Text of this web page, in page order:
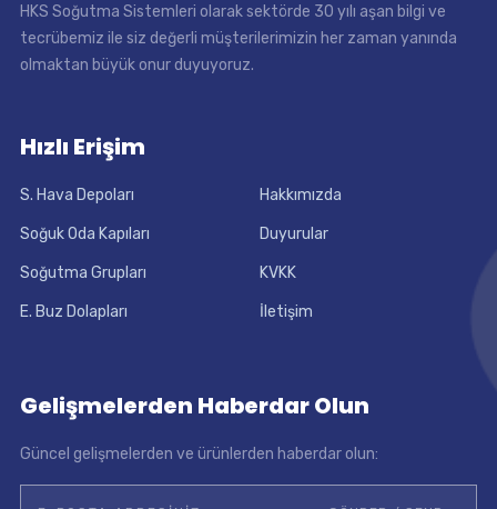
HKS Soğutma Sistemleri olarak sektörde 30 yılı aşan bilgi ve
tecrübemiz ile siz değerli müşterilerimizin her zaman yanında
olmaktan büyük onur duyuyoruz.
Hızlı Erişim
S. Hava Depoları Hakkımızda
Soğuk Oda Kapıları Duyurular
Soğutma Grupları KVKK
E. Buz Dolapları İletişim
Gelişmelerden Haberdar Olun
Güncel gelişmelerden ve ürünlerden haberdar olun: